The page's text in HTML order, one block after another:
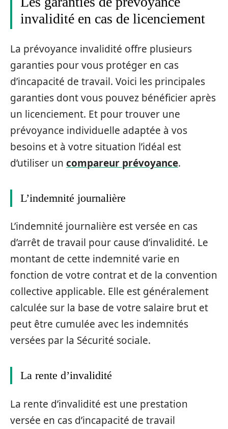
invalidité en cas de licenciement
La prévoyance invalidité offre plusieurs
garanties pour vous protéger en cas
d’incapacité de travail. Voici les principales
garanties dont vous pouvez bénéficier après
un licenciement. Et pour trouver une
prévoyance individuelle adaptée à vos
besoins et à votre situation l’idéal est
d’utiliser un compareur prévoyance.
L’indemnité journalière
L’indemnité journalière est versée en cas
d’arrêt de travail pour cause d’invalidité. Le
montant de cette indemnité varie en
fonction de votre contrat et de la convention
collective applicable. Elle est généralement
calculée sur la base de votre salaire brut et
peut être cumulée avec les indemnités
versées par la Sécurité sociale.
La rente d’invalidité
La rente d’invalidité est une prestation
versée en cas d’incapacité de travail